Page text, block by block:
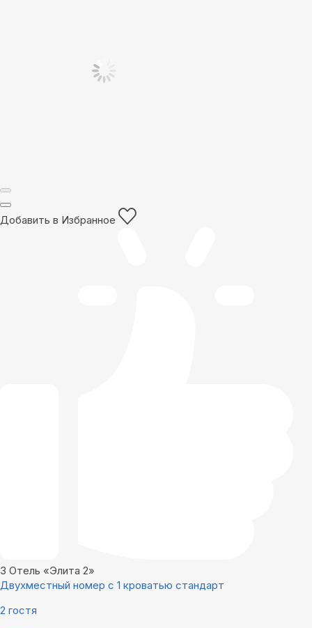
Добавить в Избранное
3 Отель «Элита 2»
Двухместный номер с 1 кроватью стандарт
2 гостя